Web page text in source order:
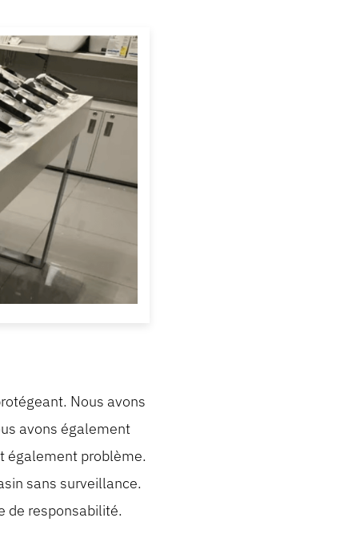
Nous avons
avons également
également problème.
sans surveillance.
de responsabilité.